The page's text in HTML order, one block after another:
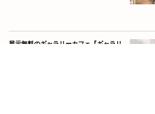
展示無料のギャラリーカフェ『ギャラリ